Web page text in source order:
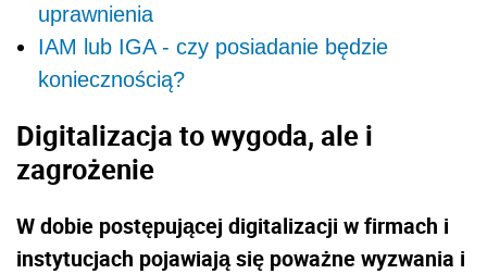
uprawnienia
IAM lub IGA - czy posiadanie będzie
koniecznością?
Digitalizacja to wygoda, ale i
zagrożenie
W dobie postępującej digitalizacji w firmach i
instytucjach pojawiają się poważne wyzwania i